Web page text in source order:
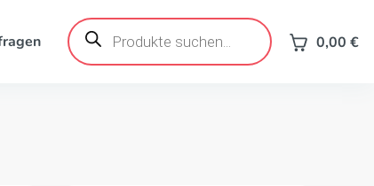
Products
search 0,00 €